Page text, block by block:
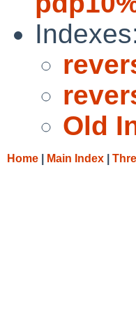
Old
Home Main Index